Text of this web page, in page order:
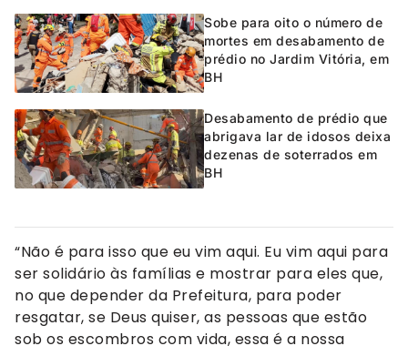
Sobe para oito o número de
mortes em desabamento de
prédio no Jardim Vitória, em
BH
Desabamento de prédio que
abrigava lar de idosos deixa
dezenas de soterrados em
BH
“Não é para isso que eu vim aqui. Eu vim aqui para
ser solidário às famílias e mostrar para eles que,
no que depender da Prefeitura, para poder
resgatar, se Deus quiser, as pessoas que estão
sob os escombros com vida, essa é a nossa